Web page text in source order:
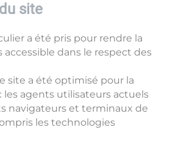
site
a été pris pour rendre la
dans le respect des
site a été optimisé pour la
agents utilisateurs actuels
navigateurs et terminaux de
les technologies